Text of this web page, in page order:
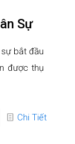
Sự
bắt đầu
được thụ
Chi Tiết